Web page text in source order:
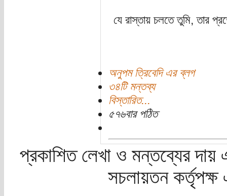
যে রাস্তায় চলতে তুমি, তার
অনুপম ত্রিবেদি এর ব্লগ
৩৪টি মন্তব্য
বিস্তারিত...
৫৭৬বার পঠিত
প্রকাশিত লেখা ও মন্তব্যের দায়
সচলায়তন